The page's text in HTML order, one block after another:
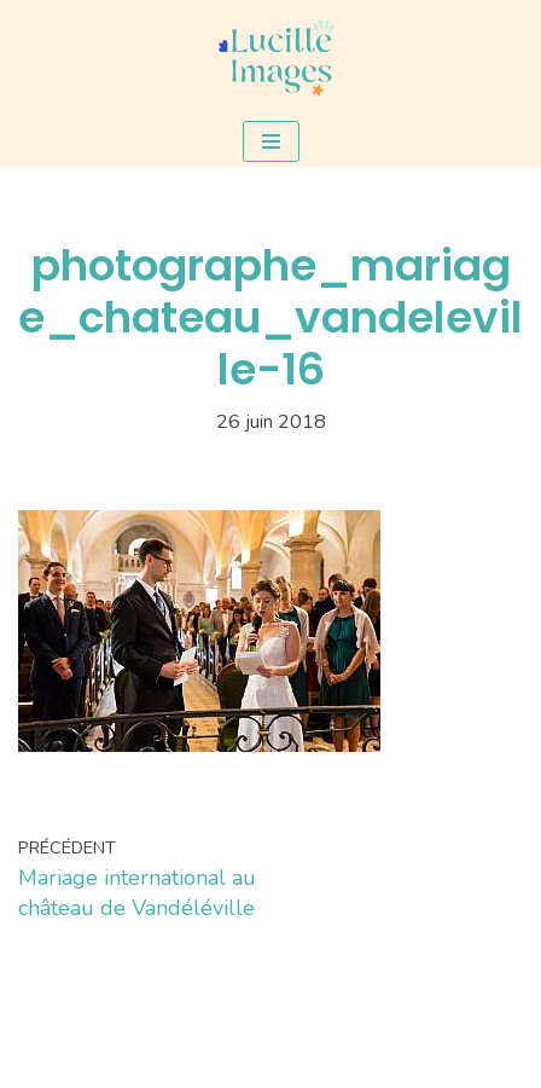
photographe_mariag
e_chateau_vandelevil
le-16
26 juin 2018
PRÉCÉDENT
Mariage international au
château de Vandéléville